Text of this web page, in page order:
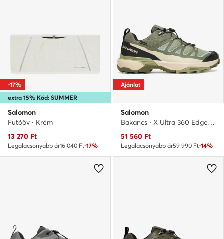
extra 15% Kód: SUMMER
-17%
Salomon
Futóöv · Krém
Aktuális ár
13 270 Ft
Legalacsonyabb ár16 040 Ft-17%
Ajánlat
Salomon
Bakancs · X Ultra 360 Edge Gore-Tex L49098300 · Zöld
Aktuális ár
51 560 Ft
Legalacsonyabb ár59 990 Ft-14%